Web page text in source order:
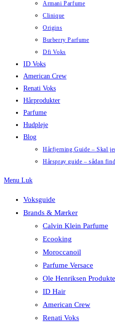
Armani Parfume
Clinique
Origins
Burberry Parfume
Dfi Voks
ID Voks
American Crew
Renati Voks
Hårprodukter
Parfume
Hudpleje
Blog
Hårfjerning Guide – Skal
Hårspray guide – sådan
Menu Luk
Voksguide
Brands & Mærker
Calvin Klein Parfume
Ecooking
Moroccanoil
Parfume Versace
Ole Henriksen
ID Hair
American Crew
Renati Voks